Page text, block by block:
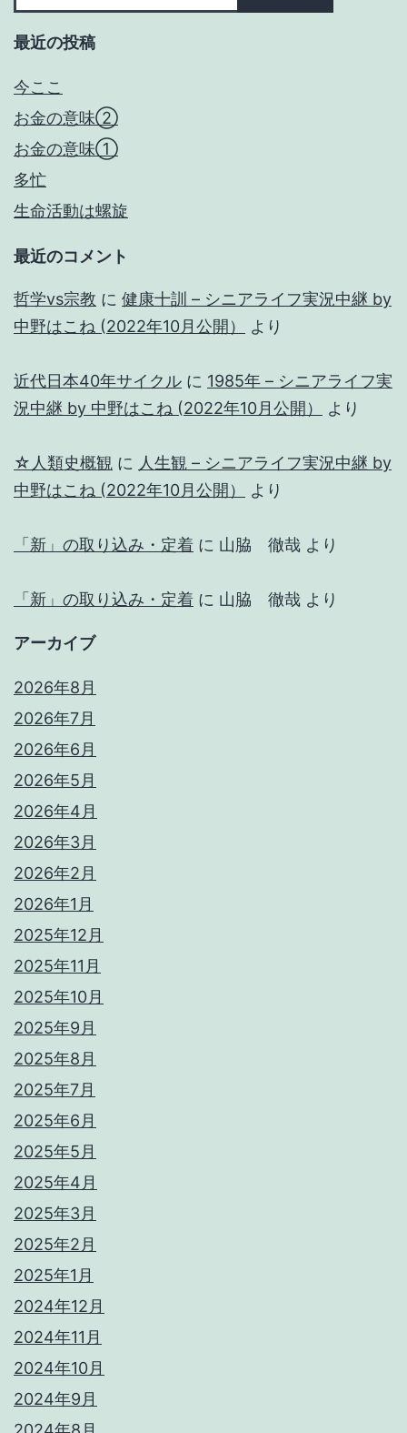
最近の投稿
今ここ
お金の意味②
お金の意味①
多忙
生命活動は螺旋
最近のコメント
哲学vs宗教 に 健康十訓 – シニアライフ実況中継 by
中野はこね (2022年10月公開）
より
近代日本40年サイクル に 1985年 – シニアライフ実
況中継 by 中野はこね (2022年10月公開）
より
☆人類史概観 に 人生観 – シニアライフ実況中継 by
中野はこね (2022年10月公開）
より
「新」の取り込み・定着 に 山脇 徹哉 より
「新」の取り込み・定着 に 山脇 徹哉 より
アーカイブ
2026年8月
2026年7月
2026年6月
2026年5月
2026年4月
2026年3月
2026年2月
2026年1月
2025年12月
2025年11月
2025年10月
2025年9月
2025年8月
2025年7月
2025年6月
2025年5月
2025年4月
2025年3月
2025年2月
2025年1月
2024年12月
2024年11月
2024年10月
2024年9月